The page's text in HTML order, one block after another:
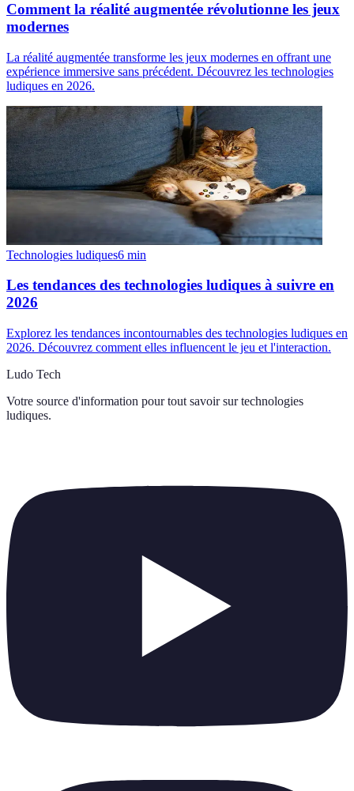
Comment la réalité augmentée révolutionne les jeux
modernes
La réalité augmentée transforme les jeux modernes en offrant une
expérience immersive sans précédent. Découvrez les technologies
ludiques en 2026.
Technologies ludiques6 min
Les tendances des technologies ludiques à suivre en
2026
Explorez les tendances incontournables des technologies ludiques en
2026. Découvrez comment elles influencent le jeu et l'interaction.
Ludo Tech
Votre source d'information pour tout savoir sur technologies
ludiques.